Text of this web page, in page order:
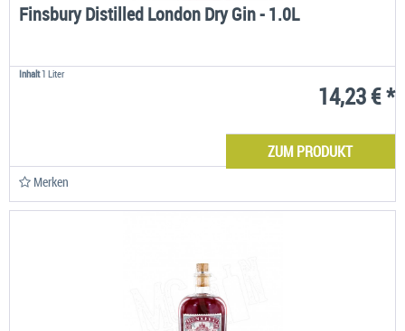
Finsbury Distilled London Dry Gin - 1.0L
Inhalt1 Liter
14,23 € *
ZUM PRODUKT
Merken